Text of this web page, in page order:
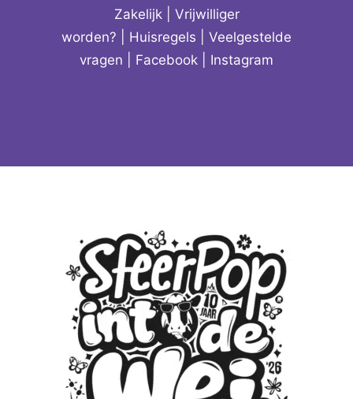
Zakelijk| Vrijwilliger
worden?
Huisregels
Veelgestelde
vragen
Facebook Instagram